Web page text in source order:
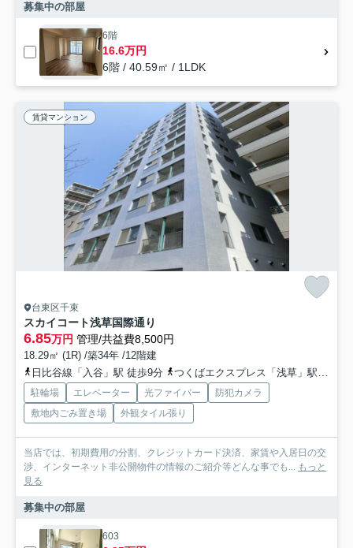
募集中の部屋
6階
16.6万円
6階 / 40.59㎡ / 1LDK
賃貸マンション
台東区千束
スカイコート浅草国際通り
6.85万円 管理/共益費8,500円
18.29㎡ (1R) /築34年 /12階建
日比谷線「入谷」駅 徒歩9分
つくばエクスプレス「浅草」駅 徒歩12分
駐輪場 エレベーター 光ファイバー
防犯カメラ
敷地内ごみ置き場
外観タイル張り
当店では、初期費用の分割、クレジットカード決済、家賃や入居日の交
渉、インターネット非公開物件の情報のご紹介等どんな事でも... もっと
見る
募集中の部屋
603